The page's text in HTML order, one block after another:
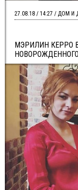
МЭРИЛИН КЕРРО
27.08.18 / 14:27 / ДОМ И